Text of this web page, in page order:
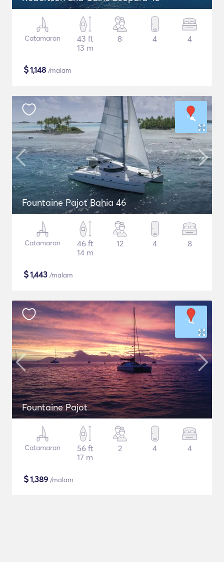
Catamaran
43 ft
13 m
8 4 4
$1,148 /malam
Fountaine Pajot Bahia 46
Catamaran
46 ft
14 m
12 4 8
$1,443 /malam
Fountaine Pajot
Catamaran
56 ft
17 m
2 4 4
$1,389 /malam